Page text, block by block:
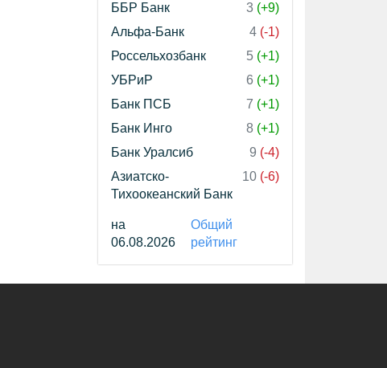
ББР Банк
3 (+9)
Альфа-Банк
4 (-1)
Россельхозбанк
5 (+1)
УБРиР
6 (+1)
Банк ПСБ
7 (+1)
Банк Инго
8 (+1)
Банк Уралсиб
9 (-4)
Азиатско-
Тихоокеанский Банк
10 (-6)
на
06.08.2026
Общий
рейтинг